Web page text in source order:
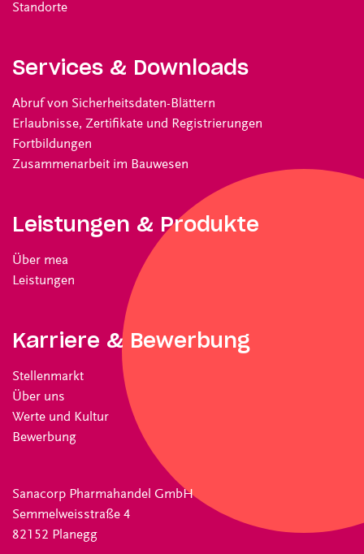
Standorte
Services & Downloads
Abruf von Sicherheitsdaten-Blättern
Erlaubnisse, Zertifikate und Registrierungen
Fortbildungen
Zusammenarbeit im Bauwesen
Leistungen & Produkte
Über mea
Leistungen
Karriere & Bewerbung
Stellenmarkt
Über uns
Werte und Kultur
Bewerbung
Sanacorp Pharmahandel GmbH
Semmelweisstraße 4
82152 Planegg